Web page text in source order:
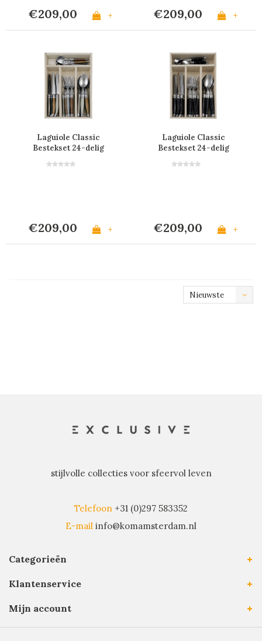
€209,00 + €209,00 +
Laguiole Classic
Bestekset 24-delig
€209,00 +
Laguiole Classic
Bestekset 24-delig
€209,00 +
Nieuwste
stijlvolle collecties voor sfeervol leven
Telefoon +31 (0)297 583352
E-mail info@komamsterdam.nl
Categorieën
Klantenservice
Mijn account